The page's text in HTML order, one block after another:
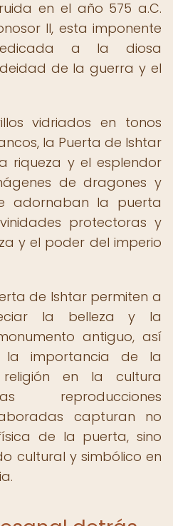
en el año 575 a.C.
II, esta imponente
a la diosa
de la guerra y el
vidriados en tonos
la Puerta de Ishtar
riqueza y el esplendor
de dragones y
adornaban la puerta
protectoras y
y el poder del imperio
de Ishtar permiten a
la belleza y la
antiguo, así
la importancia de la
en la cultura
reproducciones
capturan no
de la puerta, sino
cultural y simbólico en